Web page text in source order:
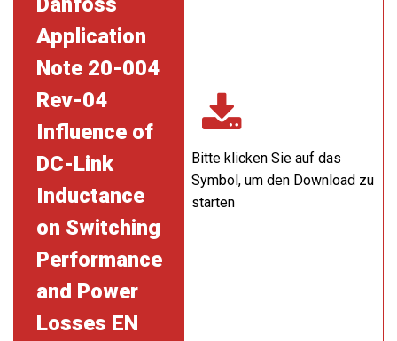
Application
Note 20-004
Rev-04
Influence of
DC-Link
Inductance
on Switching
Performance
and Power
Losses EN
Bitte klicken Sie auf das
Symbol, um den Download zu
starten